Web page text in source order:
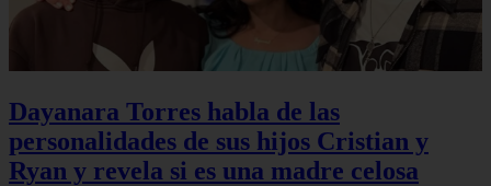
Dayanara Torres habla de las
personalidades de sus hijos Cristian y
Ryan y revela si es una madre celosa